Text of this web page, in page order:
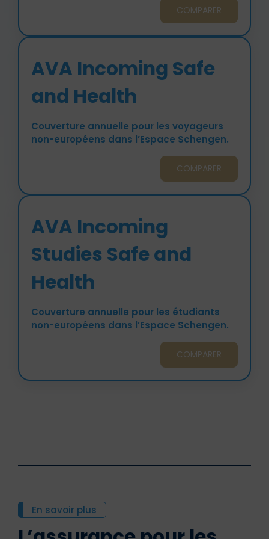
COMPARER
AVA Incoming Safe
and Health
Couverture annuelle pour les voyageurs
non-européens dans l’Espace Schengen.
COMPARER
AVA Incoming
Studies Safe and
Health
Couverture annuelle pour les étudiants
non-européens dans l’Espace Schengen.
COMPARER
En savoir plus